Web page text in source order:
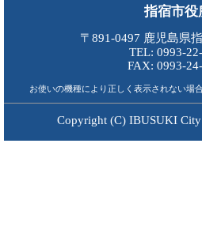
指宿市役
〒891-0497 鹿児島県
TEL: 0993-22-
FAX: 0993-
お使いの機種により正しく表示されない場
Copyright (C) IBUSUKI